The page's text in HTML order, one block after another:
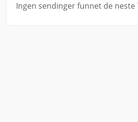
Ingen sendinger funnet de neste